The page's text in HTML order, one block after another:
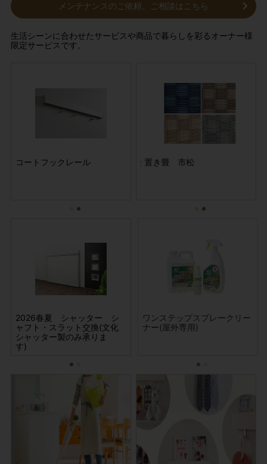
メンテナンスのご依頼、ご相談はこちら
生活シーンに合わせたサービスや商品で暮らしを彩るオーナー様
限定サービスです。
コートフックレール
2026春夏 ガス給湯器交換
サービス収納用 棚板・受金
置き畳 市松
2026春夏 シャッター シ
ャフト・スラット交換(文化
シャッター製のみ承りま
す)
ウチノコトサービス (大掃
除デラックスパック)
2026
サービス収納用 棚板・受金
具セット 15タイプ
ワンステップスプレークリー
ナー(屋外専用)